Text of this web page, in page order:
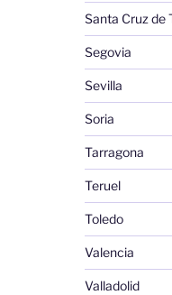
Santa Cruz de
Segovia
Sevilla
Soria
Tarragona
Teruel
Toledo
Valencia
Valladolid